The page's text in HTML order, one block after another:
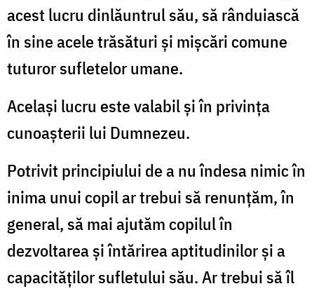
acest lucru dinlăuntrul său, să rânduiască
în sine acele trăsături și mișcări comune
tuturor sufletelor umane.
Același lucru este valabil și în privința
cunoașterii lui Dumnezeu.
Potrivit principiului de a nu îndesa nimic în
inima unui copil ar trebui să renunțăm, în
general, să mai ajutăm copilul în
dezvoltarea și întărirea aptitudinilor și a
capacităților sufletului său. Ar trebui să îl